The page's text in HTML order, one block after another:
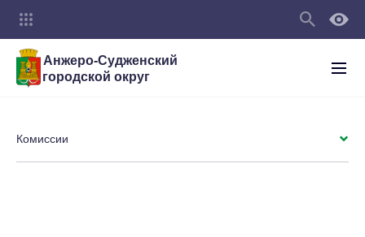
Анжеро-Судженский
городской округ
Комиссии